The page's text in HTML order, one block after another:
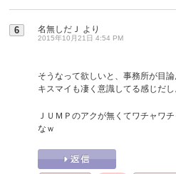
6 名無しだＪ より
2015年10月21日 4:54 PM
そうなって欲しいと、事務所が目論
キスマイも凄く意識してる感じだし
ＪＵＭＰのアクが無くてワチャワ
なｗ